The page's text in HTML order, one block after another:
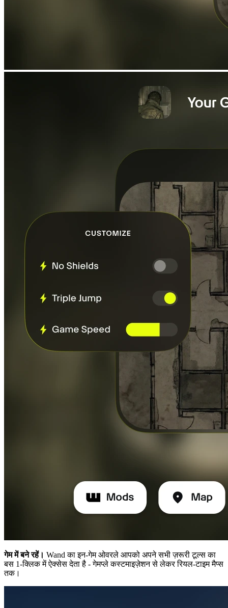
गेम में बने रहें। Wand का इन-गेम ओवरले आपको अपने सभी ज़रूरी टूल्स का
बस 1-क्लिक में ऐक्सेस देता है - गेमप्ले कस्टमाइज़ेशन से लेकर रियल-टाइम मैप्स
तक।